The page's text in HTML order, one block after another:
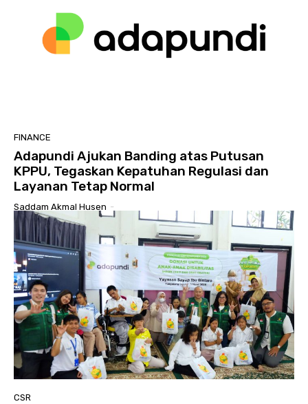
FINANCE
Adapundi Ajukan Banding atas Putusan
KPPU, Tegaskan Kepatuhan Regulasi dan
Layanan Tetap Normal
Saddam Akmal Husen -
CSR